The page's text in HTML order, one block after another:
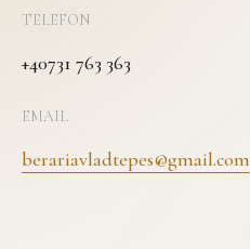
TELEFON
+40731 763 363
EMAIL
berariavladtepes@gmail.com